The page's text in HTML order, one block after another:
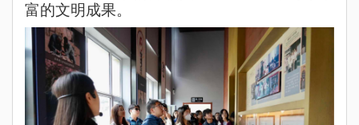
富的文明成果。